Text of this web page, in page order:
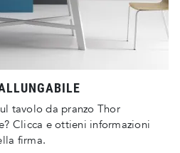
tavolo da pranzo Thor
Clicca e ottieni informazioni
firma.